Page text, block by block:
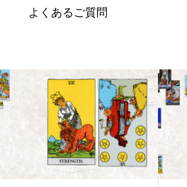
よくあるご質問